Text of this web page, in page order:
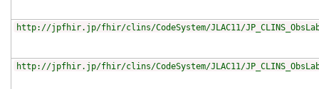
http://jpfhir.jp/fhir/clins/CodeSystem/JLAC11/
http://jpfhir.jp/fhir/clins/CodeSystem/JLAC11/